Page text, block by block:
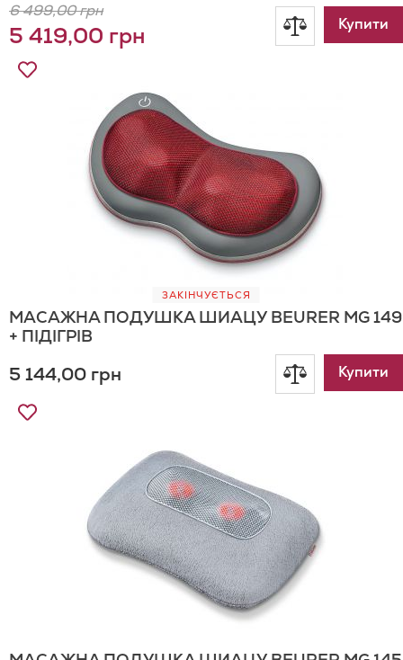
5 419,00 грн
6 499,00 грн
Додати
Купити
ЗАКІНЧУЄТЬСЯ
МАСАЖНА ПОДУШКА ШИАЦУ BEURER MG 149
+ ПІДІГРІВ
5 144,00 грн
Додати
Додати
Купити
Додати